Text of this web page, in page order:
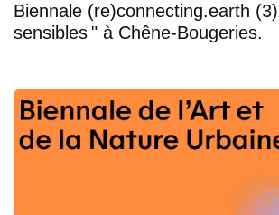
Biennale (re)connecting.earth
sensibles " à Chêne-Bougeries.